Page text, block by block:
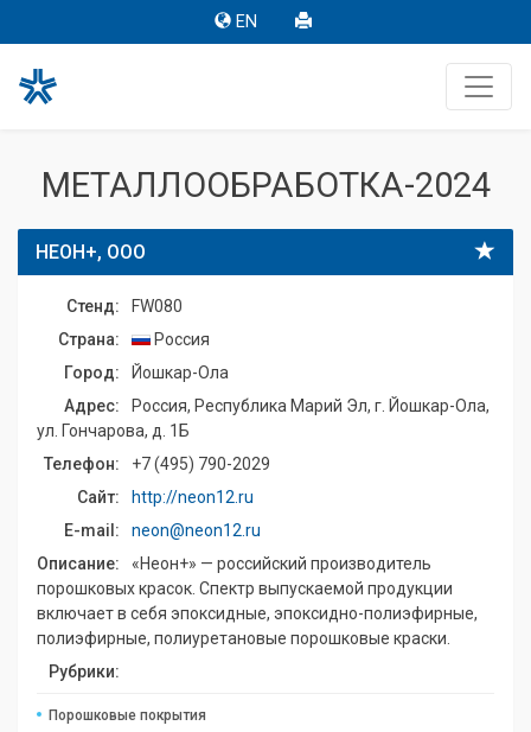
EN
МЕТАЛЛООБРАБОТКА-2024
НЕОН+, ООО
Стенд:
FW080
Страна:
Россия
Город:
Йошкар-Ола
Адрес:
Россия, Республика Марий Эл, г. Йошкар-Ола,
ул. Гончарова, д. 1Б
Телефон:
+7 (495) 790-2029
Сайт:
http://neon12.ru
E-mail:
neon@neon12.ru
Описание:
«Неон+» — российский производитель
порошковых красок. Спектр выпускаемой продукции
включает в себя эпоксидные, эпоксидно-полиэфирные,
полиэфирные, полиуретановые порошковые краски.
Рубрики:
Порошковые покрытия